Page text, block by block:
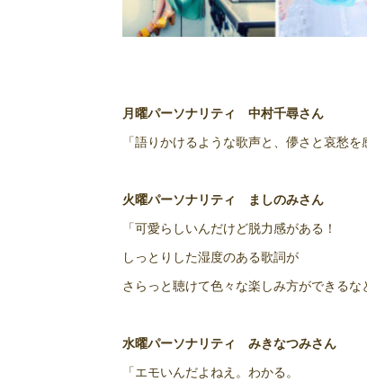
月曜パーソナリティ 中村千尋さん
「語りかけるような歌声と、儚さと哀愁
火曜パーソナリティ ましのみさん
「可愛らしいんだけど脱力感がある！
しっとりした湿度のある歌詞が
さらっと聴けて色々な楽しみ方ができるな
水曜パーソナリティ みきなつみさん
「エモいんだよねえ。わかる。